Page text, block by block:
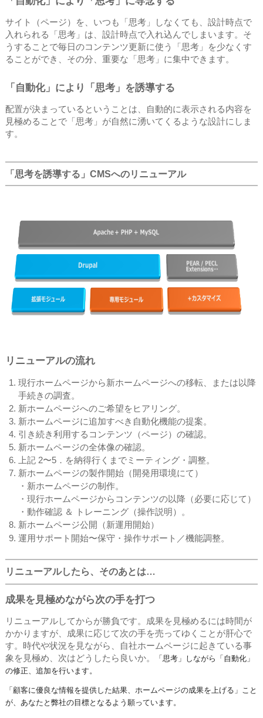
サイト（ページ）を、いつも「思考」しなくても、設計時点で
入れられる「思考」は、設計時点で入れ込んでしまいます。そ
うすることで毎日のコンテンツ更新に使う「思考」を少なくす
ることができ、その分、重要な「思考」に集中できます。
「自動化」により「思考」を誘導する
配置が決まっているということは、自動的に表示される内容を
見極めることで「思考」が自然に湧いてくるような設計にしま
す。
「思考を誘導する」CMSへのリニューアル
リニューアルの流れ
現行ホームページから新ホームページへの移転、または以降
手続きの調査。
新ホームページへのご希望をヒアリング。
新ホームページに追加すべき自動化機能の提案。
引き続き利用するコンテンツ（ページ）の確認。
新ホームページの全体像の確認。
上記 2〜5．を納得行くまでミーティング・調整。
新ホームページの製作開始（開発用環境にて）
・新ホームページの制作。
・現行ホームページからコンテンツの以降（必要に応じて）
・動作確認 ＆ トレーニング（操作説明）。
新ホームページ公開（新運用開始）
運用サポート開始〜保守・操作サポート／機能調整。
リニューアルしたら、そのあとは…
成果を見極めながら次の手を打つ
リニューアルしてからが勝負です。成果を見極めるには時間が
かかりますが、成果に応じて次の手を売ってゆくことが肝心で
す。時代や状況を見ながら、自社ホームページに起きている事
象を見極め、次はどうしたら良いか。
「思考」しながら「自動化」
の修正、追加を行います。
「顧客に優良な情報を提供した結果、ホームページの成果を上げる」こと
が、あなたと弊社の目標となるよう願っています。